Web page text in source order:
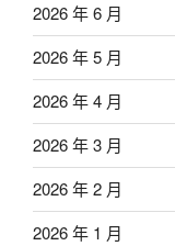
2026 年 6 月
2026 年 5 月
2026 年 4 月
2026 年 3 月
2026 年 2 月
2026 年 1 月